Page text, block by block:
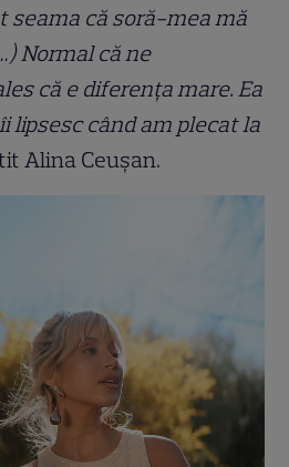
seama că soră-mea mă
Normal că ne
că e diferența mare. Ea
lipsesc când am plecat la
Alina Ceușan.